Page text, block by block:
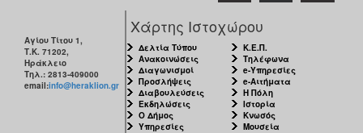
Αγίου Τίτου 1,
Τ.Κ. 71202,
Ηράκλειο
Τηλ.: 2813-409000
email:info@heraklion.gr
Χάρτης Ιστοχώρου
Δελτία Τύπου
Ανακοινώσεις
Διαγωνισμοί
Προσλήψεις
Διαβουλεύσεις
Εκδηλώσεις
Ο Δήμος
Υπηρεσίες
Κ.Ε.Π.
Τηλέφωνα
e-Υπηρεσίες
e-Αιτήματα
Η Πόλη
Ιστορία
Κνωσός
Μουσεία